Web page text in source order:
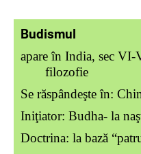
Budismul
apare în India, sec
filozofie
Se răspândeşte în:
Iniţiator: Budha- la
Doctrina: la bază